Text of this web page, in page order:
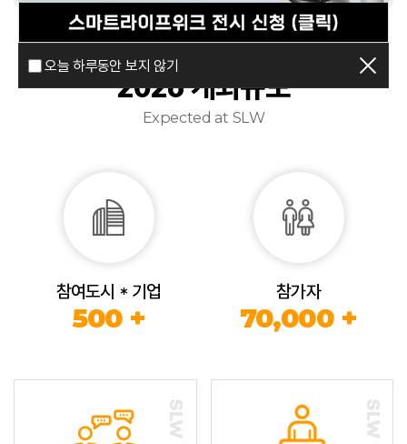
오늘 하루동안 보지 않기
2026 개최규모
Expected at SLW
참여도시 * 기업
500 +
참가자
70,000 +